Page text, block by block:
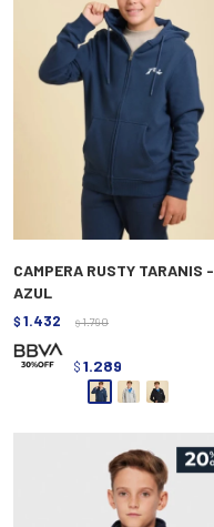
CAMPERA RUSTY TARANIS -
AZUL
$ 1.432 $ 1.790
$ 1.289